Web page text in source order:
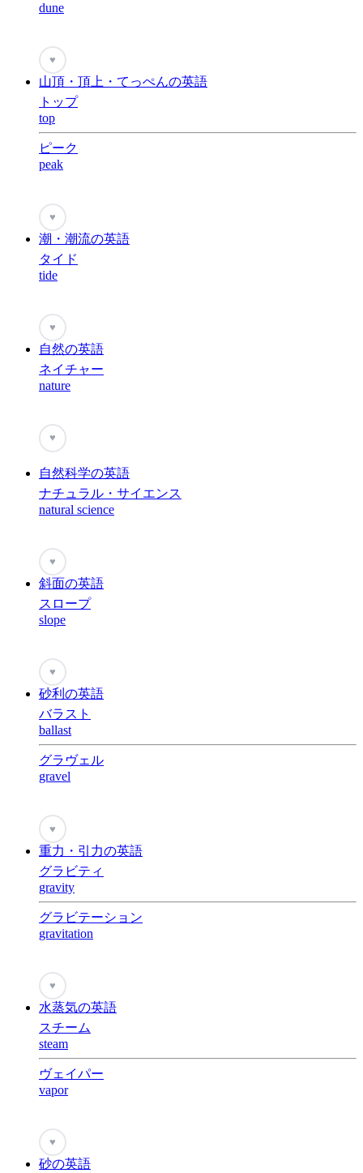
dune
♥
山頂・頂上・てっぺんの英語
トップ
top
ピーク
peak
♥
潮・潮流の英語
タイド
tide
♥
自然の英語
ネイチャー
nature
♥
自然科学の英語
ナチュラル・サイエンス
natural science
♥
斜面の英語
スロープ
slope
♥
砂利の英語
バラスト
ballast
グラヴェル
gravel
♥
重力・引力の英語
グラビティ
gravity
グラビテーション
gravitation
♥
水蒸気の英語
スチーム
steam
ヴェイパー
vapor
♥
砂の英語